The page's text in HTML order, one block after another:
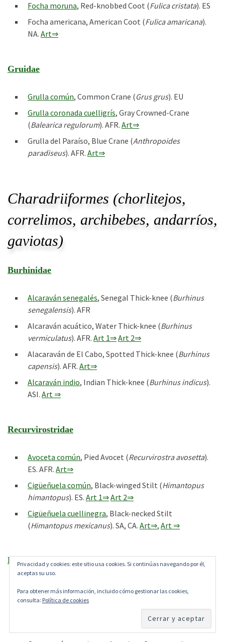
Focha moruna, Red-knobbed Coot (Fulica cristata). ES
Focha americana, American Coot (Fulica amaricana).
NA. Art⇒
Gruidae
Grulla común, Common Crane (Grus grus). EU
Grulla coronada cuelligrís, Gray Crowned-Crane
(Balearica regulorum). AFR. Art⇒
Grulla del Paraíso, Blue Crane (Anthropoides
paradiseus). AFR. Art⇒
Charadriiformes (chorlitejos,
correlimos, archibebes, andarríos,
gaviotas)
Burhinidae
Alcaraván senegalés, Senegal Thick-knee (Burhinus
senegalensis). AFR
Alcaraván acuático, Water Thick-knee (Burhinus
vermiculatus). AFR. Art 1⇒Art 2⇒
Alacaraván de El Cabo, Spotted Thick-knee (Burhinus
capensis). AFR. Art⇒
Alcaraván indio, Indian Thick-knee (Burhinus indicus).
ASI. Art ⇒
Recurvirostridae
Avoceta común, Pied Avocet (Recurvirostra avosetta).
ES. AFR. Art⇒
Cigüeñuela común, Black-winged Stilt (Himantopus
himantopus). ES. Art 1⇒Art 2⇒
Cigüeñuela cuellinegra, Black-necked Stilt
(Himantopus mexicanus). SA, CA. Art⇒, Art ⇒
Haematopodidae
Ostrero euroasiático, Eurasian Oystercatcher
(Haematopus ostralegus
Ostrero negro africano, African Oystercatcher
Art⇒Art⇒
Privacidad y cookies: este sitio usa cookies. Si continúas navegando por él,
aceptas su uso.
Para obtener más información, incluido cómo gestionar las cookies,
consulta: Política de cookies